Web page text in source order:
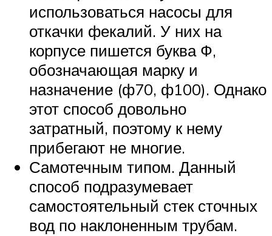
использоваться насосы для
откачки фекалий. У них на
корпусе пишется буква Ф,
обозначающая марку и
назначение (ф70, ф100). Однако
этот способ довольно
затратный, поэтому к нему
прибегают не многие.
Самотечным типом. Данный
способ подразумевает
самостоятельный стек сточных
вод по наклоненным трубам.